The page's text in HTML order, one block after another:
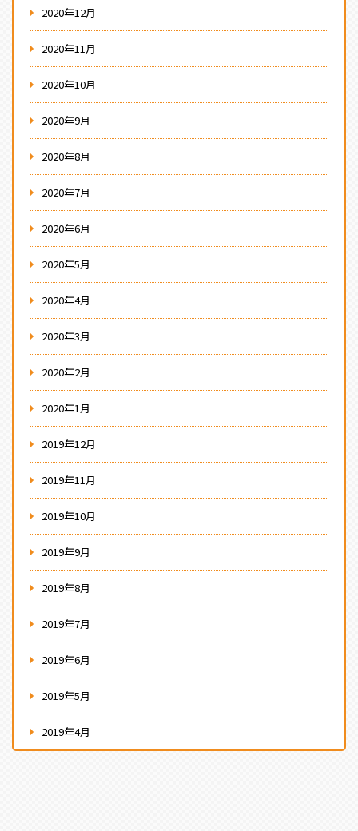
2020年12月
2020年11月
2020年10月
2020年9月
2020年8月
2020年7月
2020年6月
2020年5月
2020年4月
2020年3月
2020年2月
2020年1月
2019年12月
2019年11月
2019年10月
2019年9月
2019年8月
2019年7月
2019年6月
2019年5月
2019年4月